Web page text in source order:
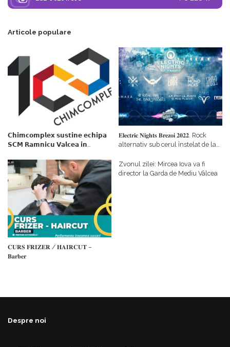
Articole populare
𝗖𝗵𝗶𝗺𝗰𝗼𝗺𝗽𝗹𝗲𝘅 𝘀𝘂𝘀𝘁𝗶𝗻𝗲 𝗲𝗰𝗵𝗶𝗽𝗮
𝗦𝗖𝗠 𝗥𝗮𝗺𝗻𝗶𝗰𝘂 𝗩𝗮𝗹𝗰𝗲𝗮 𝗶𝗻
𝗳𝗶𝗻𝗮𝗻𝘁𝗮𝘁𝗼𝗿
𝐄𝐥𝐞𝐜𝐭𝐫𝐢𝐜 𝐍𝐢𝐠𝐡𝐭𝐬 𝐁𝐫𝐞𝐳𝐨𝐢 𝟐𝟎𝟐𝟐. Rock
alternativ sub cerul înstelat de la
𝐂𝐔𝐑𝐒 𝐅𝐑𝐈𝐙𝐄𝐑 / 𝐇𝐀𝐈𝐑𝐂𝐔𝐓 –
𝐁𝐚𝐫𝐛𝐞𝐫
Zvonul zilei: Mircea Iova va fi
director la Garda de Mediu Vâlcea
Despre noi